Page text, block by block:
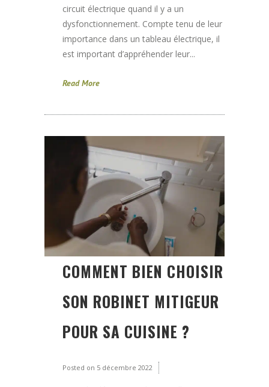
circuit électrique quand il y a un
dysfonctionnement. Compte tenu de leur
importance dans un tableau électrique, il
est important d’appréhender leur...
Read More
COMMENT BIEN CHOISIR
SON ROBINET MITIGEUR
POUR SA CUISINE ?
Posted on 5 décembre 2022